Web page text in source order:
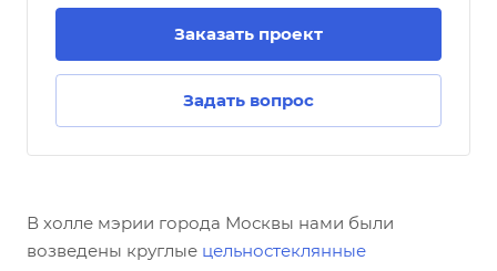
Заказать проект
Задать вопрос
В холле мэрии города Москвы нами были
возведены круглые цельностеклянные